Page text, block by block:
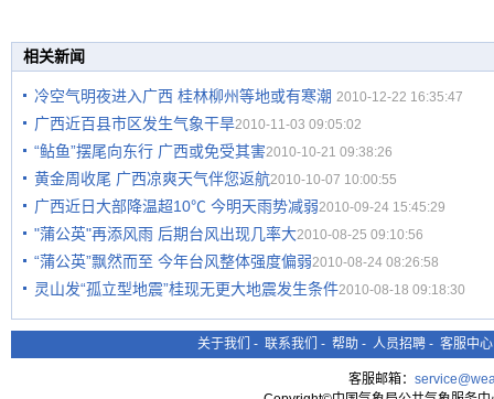
相关新闻
冷空气明夜进入广西 桂林柳州等地或有寒潮 2010-12-22 16:35:47
广西近百县市区发生气象干旱2010-11-03 09:05:02
“鲇鱼”摆尾向东行 广西或免受其害2010-10-21 09:38:26
黄金周收尾 广西凉爽天气伴您返航2010-10-07 10:00:55
广西近日大部降温超10℃ 今明天雨势减弱2010-09-24 15:45:29
"蒲公英"再添风雨 后期台风出现几率大2010-08-25 09:10:56
“蒲公英”飘然而至 今年台风整体强度偏弱2010-08-24 08:26:58
灵山发“孤立型地震”桂现无更大地震发生条件2010-08-18 09:18:30
关于我们 - 联系我们 - 帮助 - 人员招聘 - 客服中心
客服邮箱：